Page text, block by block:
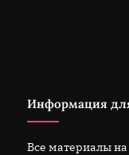
Информация
Все материалы